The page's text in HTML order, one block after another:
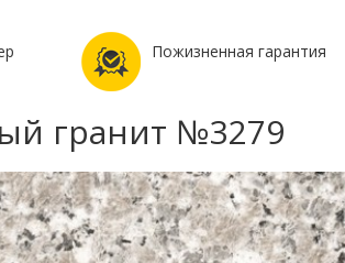
Пожизненная гарантия
гранит №3279